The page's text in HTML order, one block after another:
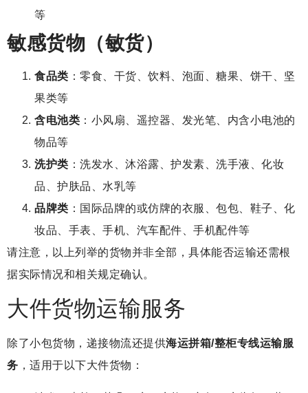
等
敏感货物（敏货）
食品类 ：零食、干货、饮料、泡面、糖果、饼干、坚
果类等
含电池类 ：小风扇、遥控器、发光笔、内含小电池的
物品等
洗护类 ：洗发水、沐浴露、护发素、洗手液、化妆
品、护肤品、水乳等
品牌类 ：国际品牌的或仿牌的衣服、包包、鞋子、化
妆品、手表、手机、汽车配件、手机配件等
请注意，以上列举的货物并非全部，具体能否运输还需根
据实际情况和相关规定确认。
大件货物运输服务
除了小包货物，递接物流还提供海运拼箱/整柜专线运输服
务 ，适用于以下大件货物：